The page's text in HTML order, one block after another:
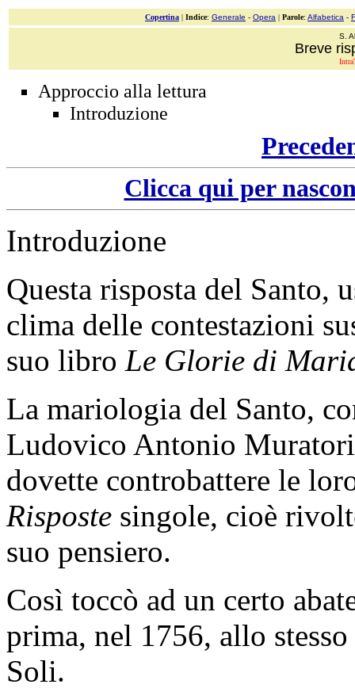
Copertina | Indice: Generale - Opera | Parole: Alfabetica -
S.
Breve
Approccio alla lettura
Introduzione
Clicca qui per
Introduzione
Questa risposta del Santo,
clima delle contestazioni
suo libro Le Glorie di
La mariologia del Santo,
Ludovico Antonio
dovette controbattere le
Risposte singole, cioè
suo pensiero.
Così toccò ad un certo
prima, nel 1756, allo
Soli.